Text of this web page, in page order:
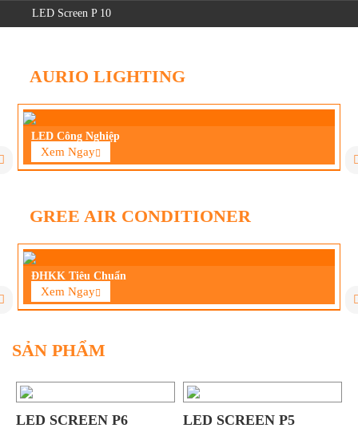
LED Screen P 10
AURIO LIGHTING
LED Công Nghiệp
Xem Ngay
GREE AIR CONDITIONER
ĐHKK Tiêu Chuẩn
Xem Ngay
SẢN PHẨM
LED SCREEN P6 LED SCREEN P5